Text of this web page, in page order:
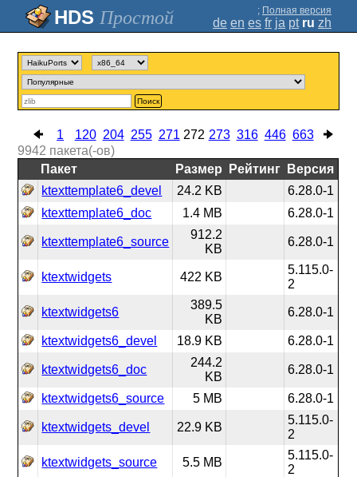
Простой ; Полная версия
de en es fr ja pt ru zh
Поиск
1 120 204 255 271 272 273 316 446 663
9942 пакета(-ов)
Пакет
Размер Рейтинг
Версия
ktexttemplate6_devel
24.2 KB
6.28.0-1
ktexttemplate6_doc
1.4 MB 6.28.0-1
ktexttemplate6_source
912.2
KB
6.28.0-1
ktextwidgets 422 KB
5.115.0-
2
ktextwidgets6
389.5
KB
6.28.0-1
ktextwidgets6_devel 18.9 KB 6.28.0-1
ktextwidgets6_doc
244.2
KB
6.28.0-1
ktextwidgets6_source 5 MB 6.28.0-1
ktextwidgets_devel 22.9 KB
5.115.0-
2
ktextwidgets_source 5.5 MB
5.115.0-
2